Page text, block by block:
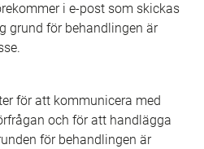
i e-post som skickas
grund för behandlingen är
för att kommunicera med
och för att handlägga
för behandlingen är